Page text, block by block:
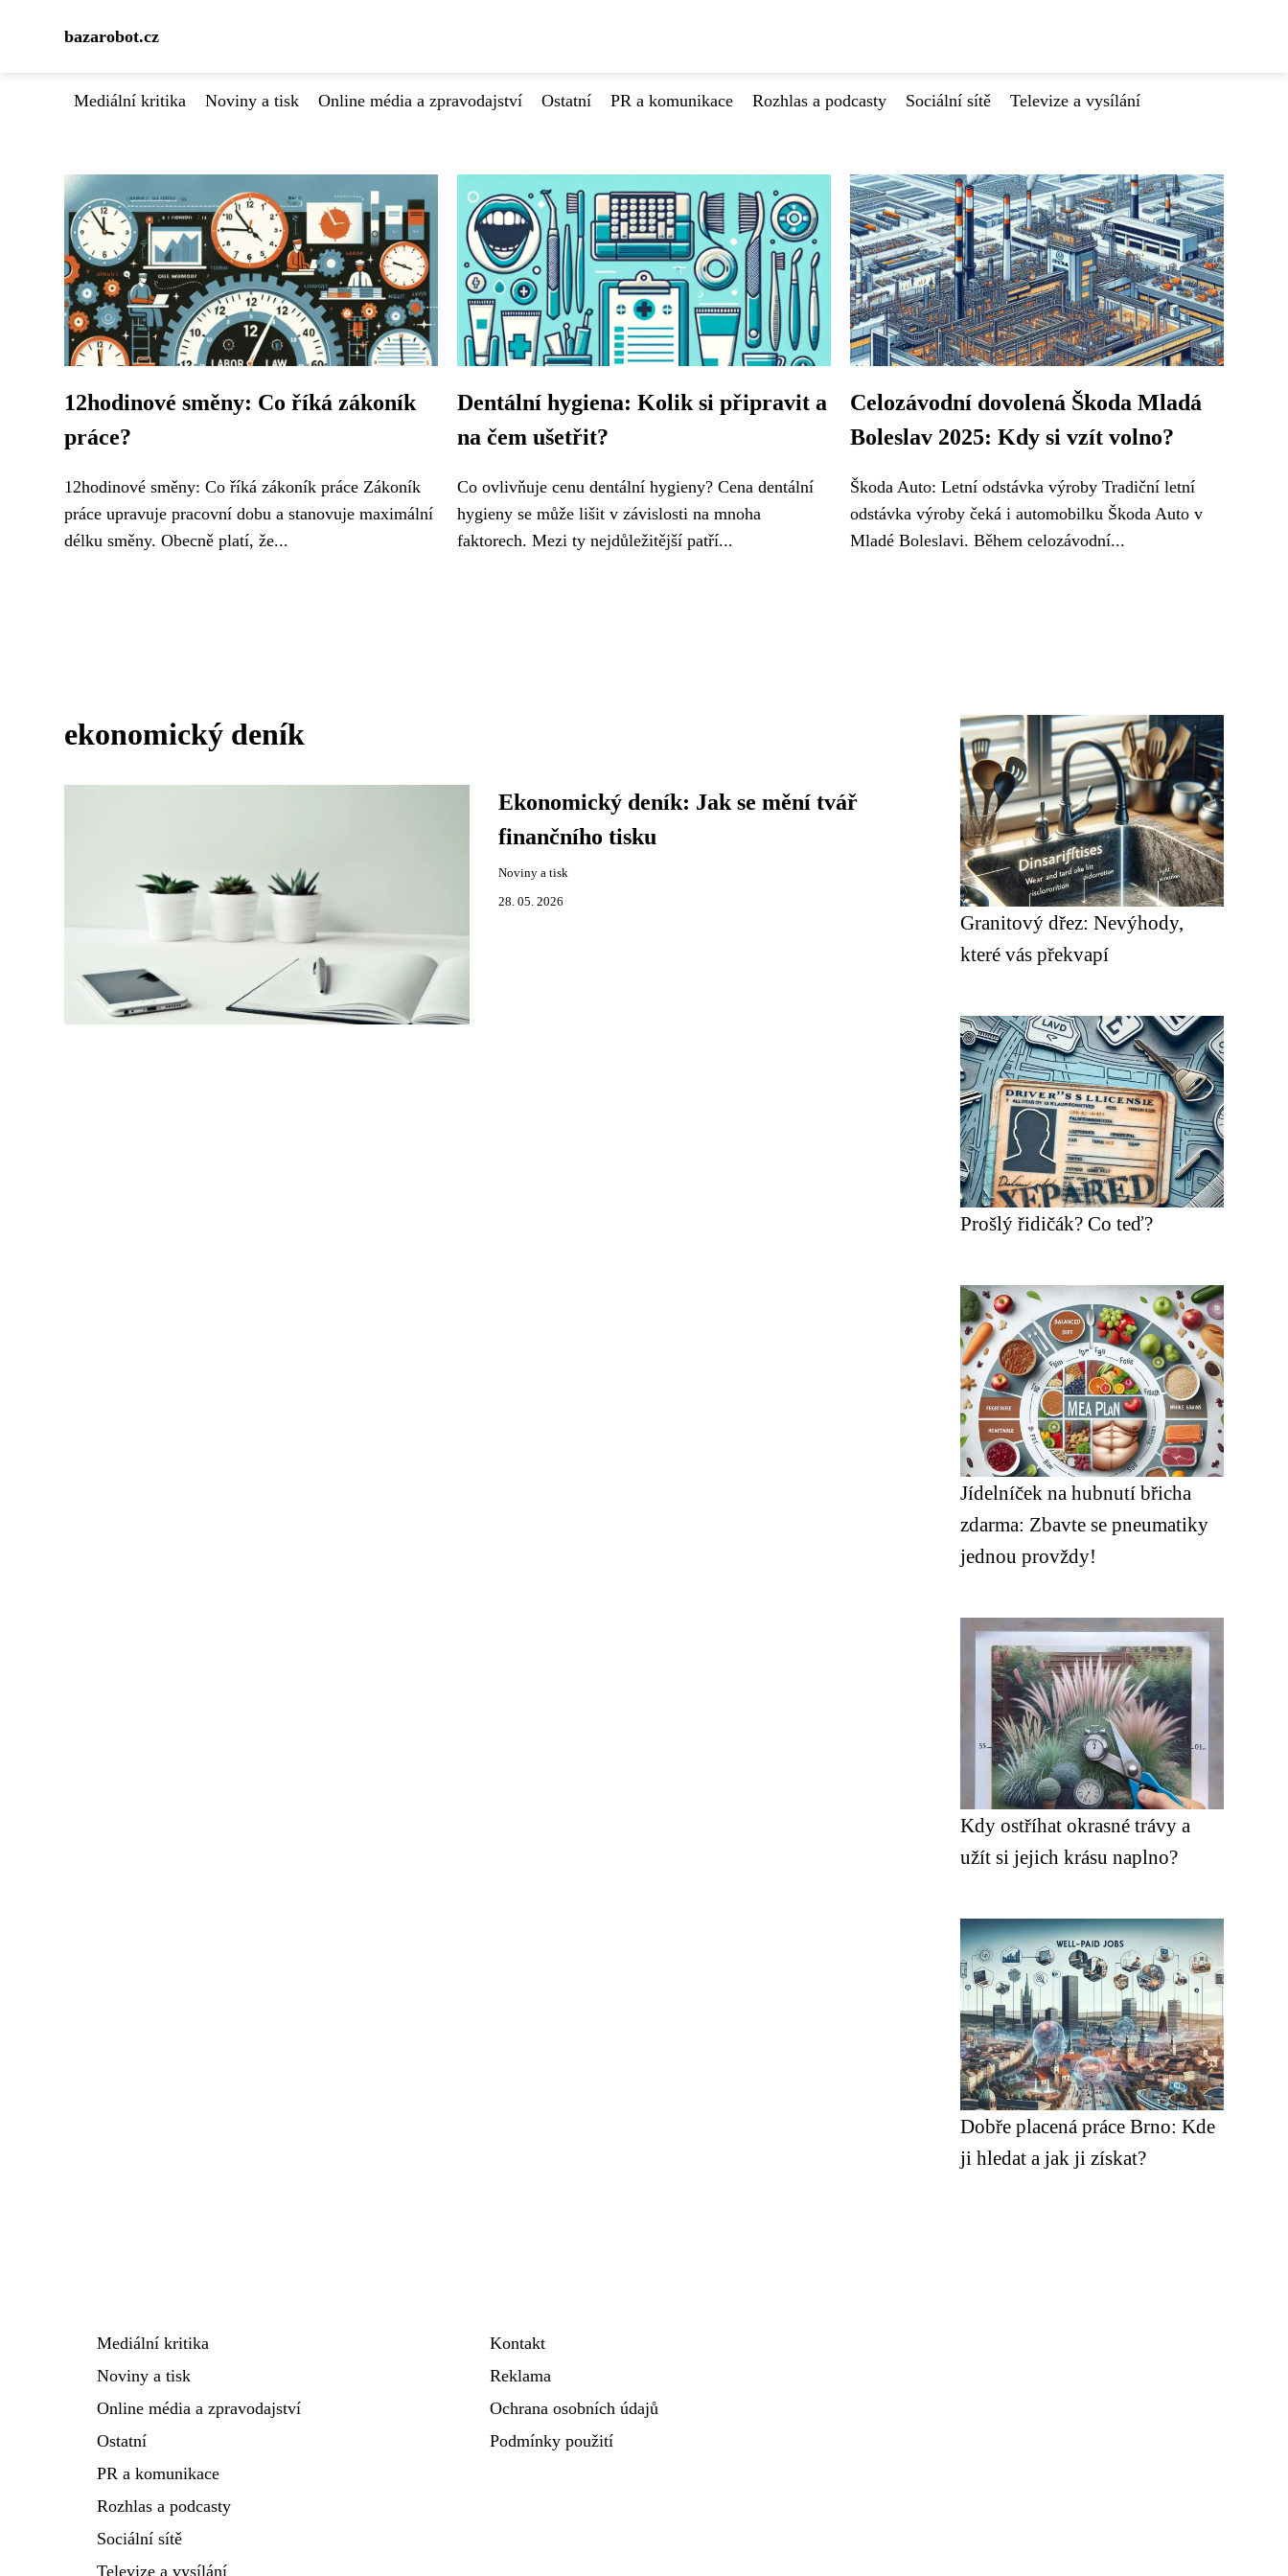
bazarobot.cz
Mediální kritika Noviny a tisk Online média a zpravodajství Ostatní PR a komunikace Rozhlas a podcasty Sociální sítě Televize a vysílání
12hodinové směny: Co říká zákoník
práce?
12hodinové směny: Co říká zákoník práce Zákoník
práce upravuje pracovní dobu a stanovuje maximální
délku směny. Obecně platí, že...
Dentální hygiena: Kolik si připravit a
na čem ušetřit?
Co ovlivňuje cenu dentální hygieny? Cena dentální
hygieny se může lišit v závislosti na mnoha
faktorech. Mezi ty nejdůležitější patří...
Celozávodní dovolená Škoda Mladá
Boleslav 2025: Kdy si vzít volno?
Škoda Auto: Letní odstávka výroby Tradiční letní
odstávka výroby čeká i automobilku Škoda Auto v
Mladé Boleslavi. Během celozávodní...
ekonomický deník
Ekonomický deník: Jak se mění tvář
finančního tisku
Noviny a tisk
28. 05. 2026
Granitový dřez: Nevýhody,
které vás překvapí
Prošlý řidičák? Co teď?
Jídelníček na hubnutí břicha
zdarma: Zbavte se pneumatiky
jednou provždy!
Kdy ostříhat okrasné trávy a
užít si jejich krásu naplno?
Dobře placená práce Brno: Kde
ji hledat a jak ji získat?
Mediální kritika
Noviny a tisk
Online média a zpravodajství
Ostatní
PR a komunikace
Rozhlas a podcasty
Sociální sítě
Televize a vysílání
Kontakt
Reklama
Ochrana osobních údajů
Podmínky použití